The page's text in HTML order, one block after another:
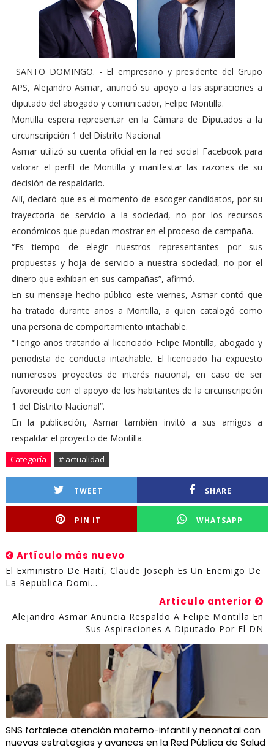
SANTO DOMINGO. - El empresario y presidente del Grupo
APS, Alejandro Asmar, anunció su apoyo a las aspiraciones a
diputado del abogado y comunicador, Felipe Montilla.
Montilla espera representar en la Cámara de Diputados a la
circunscripción 1 del Distrito Nacional.
Asmar utilizó su cuenta oficial en la red social Facebook para
valorar el perfil de Montilla y manifestar las razones de su
decisión de respaldarlo.
Allí, declaró que es el momento de escoger candidatos, por su
trayectoria de servicio a la sociedad, no por los recursos
económicos que puedan mostrar en el proceso de campaña.
“Es tiempo de elegir nuestros representantes por sus
propuestas y hoja de servicio a nuestra sociedad, no por el
dinero que exhiban en sus campañas”, afirmó.
En su mensaje hecho público este viernes, Asmar contó que
ha tratado durante años a Montilla, a quien catalogó como
una persona de comportamiento intachable.
“Tengo años tratando al licenciado Felipe Montilla, abogado y
periodista de conducta intachable. El licenciado ha expuesto
numerosos proyectos de interés nacional, en caso de ser
favorecido con el apoyo de los habitantes de la circunscripción
1 del Distrito Nacional”.
En la publicación, Asmar también invitó a sus amigos a
respaldar el proyecto de Montilla.
Categoría # actualidad
TWEET SHARE
PIN IT WHATSAPP
Artículo más nuevo
El Exministro De Haití, Claude Joseph Es Un Enemigo De
La Republica Domi...
Artículo anterior
Alejandro Asmar Anuncia Respaldo A Felipe Montilla En
Sus Aspiraciones A Diputado Por El DN
SNS fortalece atención materno-infantil y neonatal con
nuevas estrategias y avances en la Red Pública de Salud